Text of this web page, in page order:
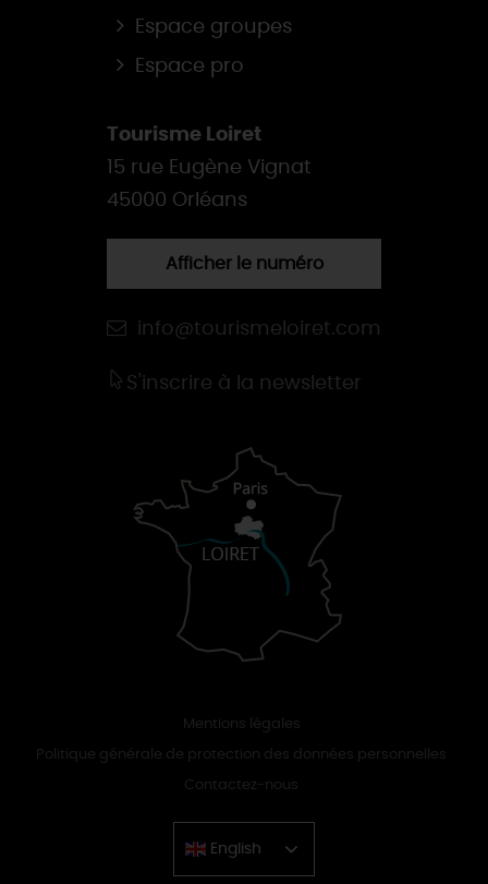
Espace groupes
Espace pro
Tourisme Loiret
15 rue Eugène Vignat
45000 Orléans
Afficher le numéro
info@tourismeloiret.com
S'inscrire à la newsletter
Mentions légales
Politique générale de protection des données personnelles
Contactez-nous
English
Chinese